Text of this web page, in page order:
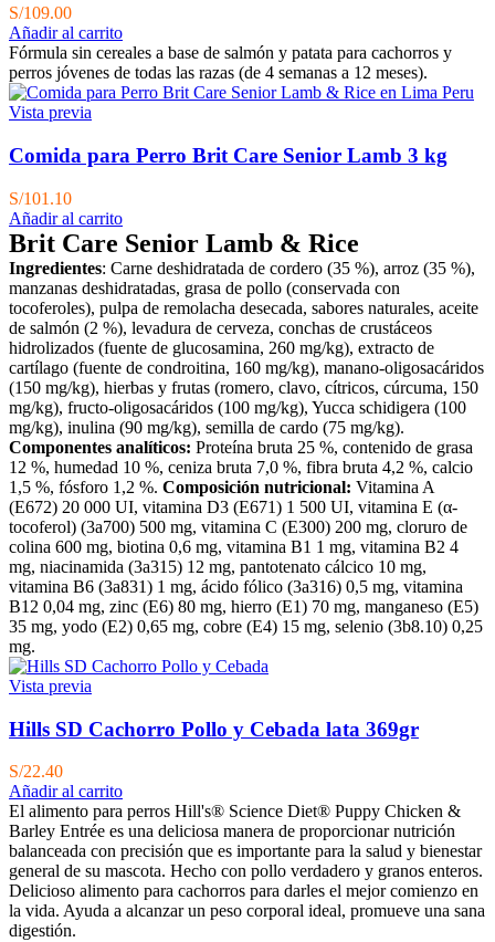
S/109.00
Añadir al carrito
Fórmula sin cereales a base de salmón y patata para cachorros y
perros jóvenes de todas las razas (de 4 semanas a 12 meses).
Vista previa
Comida para Perro Brit Care Senior Lamb 3 kg
S/101.10
Añadir al carrito
Brit Care Senior Lamb & Rice
Ingredientes: Carne deshidratada de cordero (35 %), arroz (35 %),
manzanas deshidratadas, grasa de pollo (conservada con
tocoferoles), pulpa de remolacha desecada, sabores naturales, aceite
de salmón (2 %), levadura de cerveza, conchas de crustáceos
hidrolizados (fuente de glucosamina, 260 mg/kg), extracto de
cartílago (fuente de condroitina, 160 mg/kg), manano-oligosacáridos
(150 mg/kg), hierbas y frutas (romero, clavo, cítricos, cúrcuma, 150
mg/kg), fructo-oligosacáridos (100 mg/kg), Yucca schidigera (100
mg/kg), inulina (90 mg/kg), semilla de cardo (75 mg/kg).
Componentes analíticos: Proteína bruta 25 %, contenido de grasa
12 %, humedad 10 %, ceniza bruta 7,0 %, fibra bruta 4,2 %, calcio
1,5 %, fósforo 1,2 %. Composición nutricional: Vitamina A
(E672) 20 000 UI, vitamina D3 (E671) 1 500 UI, vitamina E (α-
tocoferol) (3a700) 500 mg, vitamina C (E300) 200 mg, cloruro de
colina 600 mg, biotina 0,6 mg, vitamina B1 1 mg, vitamina B2 4
mg, niacinamida (3a315) 12 mg, pantotenato cálcico 10 mg,
vitamina B6 (3a831) 1 mg, ácido fólico (3a316) 0,5 mg, vitamina
B12 0,04 mg, zinc (E6) 80 mg, hierro (E1) 70 mg, manganeso (E5)
35 mg, yodo (E2) 0,65 mg, cobre (E4) 15 mg, selenio (3b8.10) 0,25
mg.
Vista previa
Hills SD Cachorro Pollo y Cebada lata 369gr
S/22.40
Añadir al carrito
El alimento para perros Hill's® Science Diet® Puppy Chicken &
Barley Entrée es una deliciosa manera de proporcionar nutrición
balanceada con precisión que es importante para la salud y bienestar
general de su mascota. Hecho con pollo verdadero y granos enteros.
Delicioso alimento para cachorros para darles el mejor comienzo en
la vida. Ayuda a alcanzar un peso corporal ideal, promueve una sana
digestión.